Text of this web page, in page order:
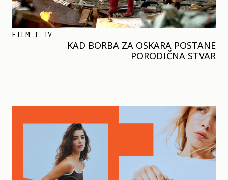
FILM I TV
KAD BORBA ZA OSKARA POSTANE
PORODIČNA STVAR